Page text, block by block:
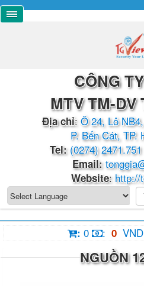
CÔNG
MTV TM-DV
Địa chỉ: Ô 24, Lô
P. Bến Cát, TP.
​​​​Tel: (0274) 2471.751
Email:
Website: http://
: 0 : 0 VND
NGUỒN